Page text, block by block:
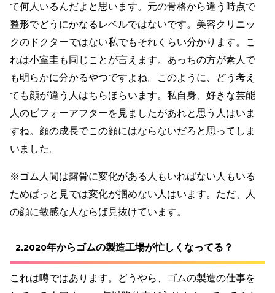
て何人いるんだよと思います。元の骨格から違う時点で
整形でどうにかなるレベルではないです。美容クリニッ
クのドクターではない私でもそれくらい分かります。こ
れは小室圭も同じことが言えます。あっちの方が素人で
も明らかに分かるやつですよね。このように、どう考え
ても顔が違う人はちらほらいます。私自身、好きな芸能
人のビフォーアフターを見ましたがあれと思う人はいま
すね。顔の成長でこの顔にはならないだろと思ってしま
いました。
※ゴム人間は露骨に変化がある人もいればない人もいる
ためぱっと見では変化が掴めない人はいます。ただ、人
の顔に敏感な人ならば見抜けています。
2.2020年からゴムの製造工場が忙しくなってる？
これは噂ではあります。どうやら、ゴムの製造の仕事を